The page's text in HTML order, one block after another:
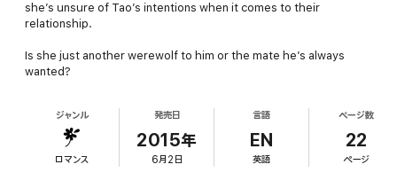
she’s unsure of Tao’s intentions when it comes to their
relationship.
Is she just another werewolf to him or the mate he’s always
wanted?
ジャンル
ロマンス
発売日
2015年
6月2日
言語
EN
英語
ページ数
22
ページ